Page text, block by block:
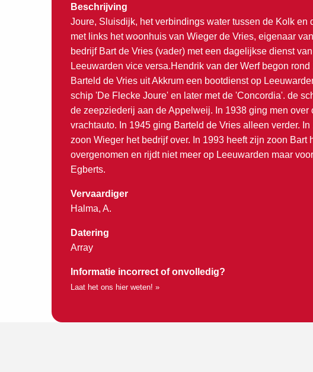
Beschrijving
Joure, Sluisdijk, het verbindings water tussen de Kolk en
met links het woonhuis van Wieger de Vries, eigenaar
bedrijf Bart de Vries (vader) met een dagelijkse dienst
Leeuwarden vice versa.Hendrik van der Werf begon rond
Barteld de Vries uit Akkrum een bootdienst op
schip 'De Flecke Joure' en later met de 'Concordia'. de
de zeepziederij aan de Appelweij. In 1938 ging men over
vrachtauto. In 1945 ging Barteld de Vries alleen verder.
zoon Wieger het bedrijf over. In 1993 heeft zijn zoon Bart
overgenomen en rijdt niet meer op Leeuwarden maar
Egberts.
Vervaardiger
Halma, A.
Datering
Array
Informatie incorrect of onvolledig?
Laat het ons hier weten! »